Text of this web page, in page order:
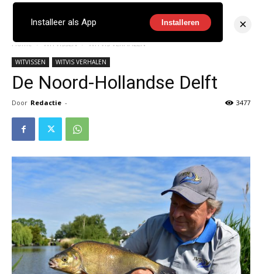
Home WITVISSEN WITVIS VERHALEN
WITVISSEN WITVIS VERHALEN
De Noord-Hollandse Delft
Door Redactie - 3477
Installeer als App Installeren ×